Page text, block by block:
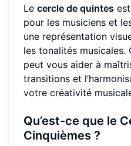
Le cercle de quintes
pour les musiciens et
une représentation
les tonalités musicales.
peut vous aider à
transitions et
votre créativité
Qu’est-ce que le
Cinquièmes ?